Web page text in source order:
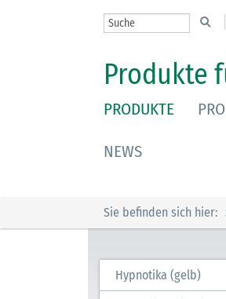
Produkte
PRODUKTE
NEWS
Sie befinden sich hier:
Hypnotika (gelb)